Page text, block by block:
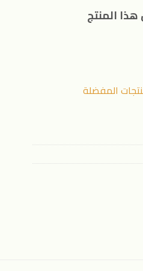
المنتج
المفضلة